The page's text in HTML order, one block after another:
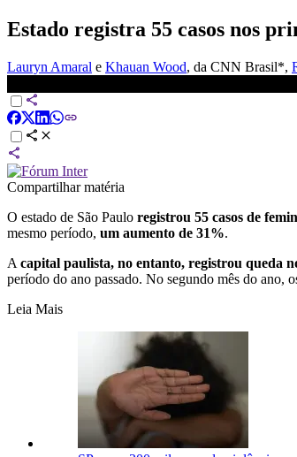
Estado registra 55 casos nos
Lauryn Amaral e Khauan Wood, da CNN Brasil*,
Compartilhar matéria
O estado de São Paulo registrou 55 casos de
mesmo período, um aumento de 31%.
A capital paulista, no entanto, registrou queda
período do ano passado. No segundo mês do ano,
Leia Mais